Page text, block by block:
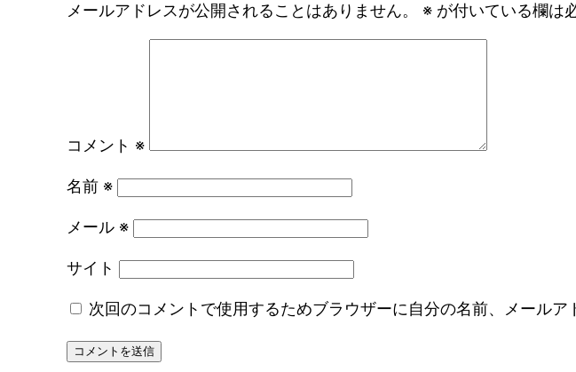
メールアドレスが公開されることはありません。 ※ が付いている欄は
コメント ※
名前 ※
メール ※
サイト
次回のコメントで使用するためブラウザーに自分の名前、メールア